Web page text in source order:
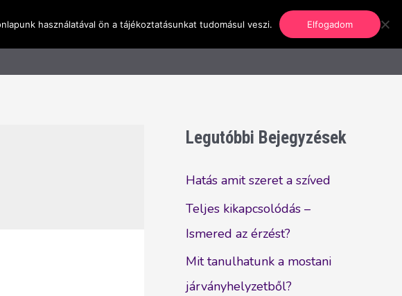
Kapcsolat
Legutóbbi Bejegyzések
Hatás amit szeret a szíved
Teljes kikapcsolódás –
Ismered az érzést?
Mit tanulhatunk a mostani
járványhelyzetből?
használatával ön a tájékoztatásunkat tudomásul veszi. Elfogadom